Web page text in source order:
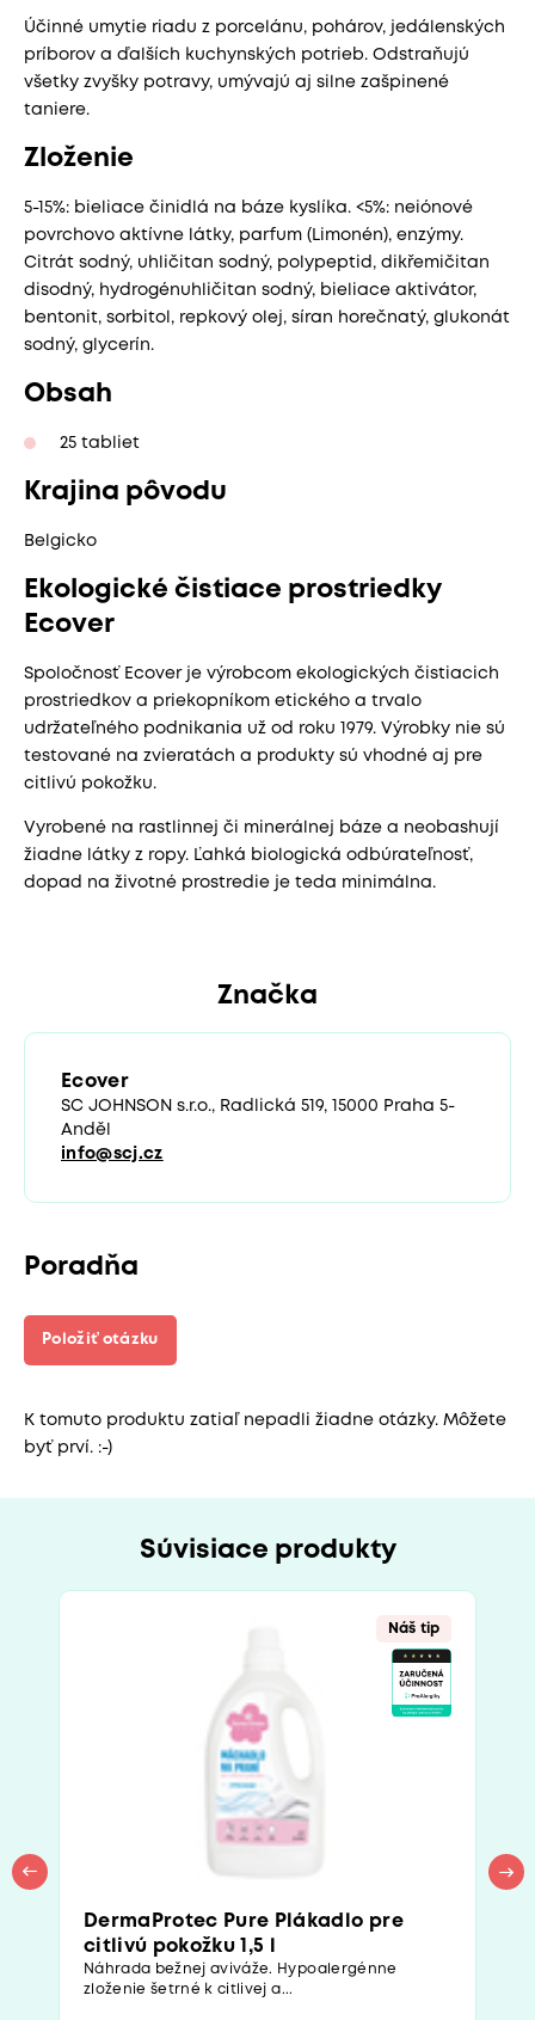
Účinné umytie riadu z porcelánu, pohárov, jedálenských
príborov a ďalších kuchynských potrieb. Odstraňujú
všetky zvyšky potravy, umývajú aj silne zašpinené
taniere.
Zloženie
5-15%: bieliace činidlá na báze kyslíka. <5%: neiónové
povrchovo aktívne látky, parfum (Limonén), enzýmy.
Citrát sodný, uhličitan sodný, polypeptid, dikřemičitan
disodný, hydrogénuhličitan sodný, bieliace aktivátor,
bentonit, sorbitol, repkový olej, síran horečnatý, glukonát
sodný, glycerín.
Obsah
25 tabliet
Krajina pôvodu
Belgicko
Ekologické čistiace prostriedky
Ecover
Spoločnosť Ecover je výrobcom ekologických čistiacich
prostriedkov a priekopníkom etického a trvalo
udržateľného podnikania už od roku 1979. Výrobky nie sú
testované na zvieratách a produkty sú vhodné aj pre
citlivú pokožku.
Vyrobené na rastlinnej či minerálnej báze a neobashují
žiadne látky z ropy. Ľahká biologická odbúrateľnosť,
dopad na životné prostredie je teda minimálna.
Značka
Ecover
SC JOHNSON s.r.o., Radlická 519, 15000 Praha 5-
Anděl
info@scj.cz
Poradňa
Položiť otázku
K tomuto produktu zatiaľ nepadli žiadne otázky. Môžete
byť prví. :-)
Súvisiace produkty
Náš tip
DermaProtec Pure Plákadlo pre
citlivú pokožku 1,5 l
Náhrada bežnej aviváže. Hypoalergénne
zloženie šetrné k citlivej a...